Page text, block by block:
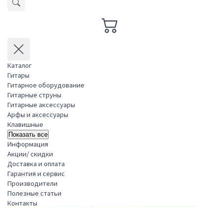
Каталог
Гитары
Гитарное оборудование
Гитарные струны
Гитарные аксессуары
Арфы и аксессуары
Клавишные
Показать все
Информация
Акции/ скидки
Доставка и оплата
Гарантия и сервис
Производители
Полезные статьи
Контакты